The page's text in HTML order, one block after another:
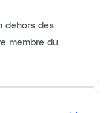
dehors des
membre du